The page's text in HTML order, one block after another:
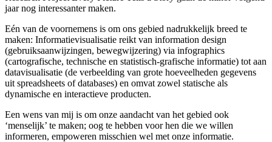
jaar nog interessanter maken.
Eén van de voornemens is om ons gebied nadrukkelijk breed te
maken: Informatievisualisatie reikt van information design
(gebruiksaanwijzingen, bewegwijzering) via infographics
(cartografische, technische en statistisch-grafische informatie) tot aan
datavisualisatie (de verbeelding van grote hoeveelheden gegevens
uit spreadsheets of databases) en omvat zowel statische als
dynamische en interactieve producten.
Een wens van mij is om onze aandacht van het gebied ook
‘menselijk’ te maken; oog te hebben voor hen die we willen
informeren, empoweren misschien wel met onze informatie.